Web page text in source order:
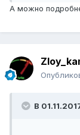
А можно
В